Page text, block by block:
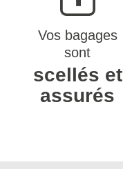
Vos bagages
sont
scellés et
assurés